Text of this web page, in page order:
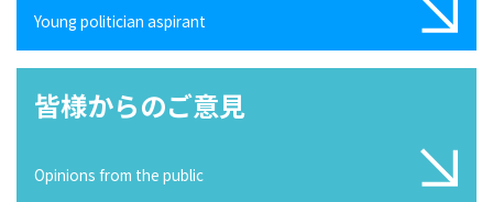
Young politician aspirant
皆様からのご意見
Opinions from the public